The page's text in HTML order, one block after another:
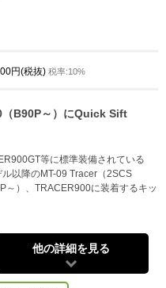
円(税抜) 税率:10%
（B90P～）にQuick Sift
等に標準装備されている
以降のMT-09 Tracer（2SCS
～）、TRACER900に装着するキッ
他の詳細を見る